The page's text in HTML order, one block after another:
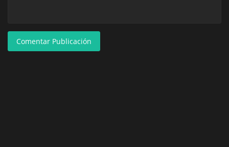
Comentar Publicación